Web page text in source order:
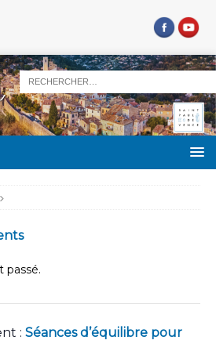
passé.
: Séances d’équilibre pour